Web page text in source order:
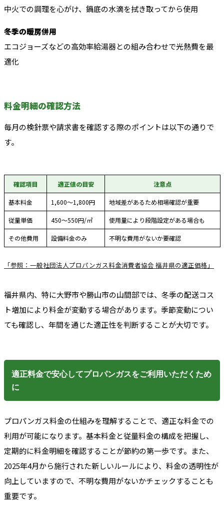
中火での調理を心がけ、鍋底の水滴を拭き取ってから使用
冬季の暖房併用
エコジョーズなどの高効率給湯器との組み合わせで光熱費を最
適化
料金明細の確認方法
毎月の検針票や請求書を確認する際のポイントは以下の通りで
す。
確認項目 適正値の目安 注意点
基本料金 1,600〜1,800円 地域差があるため相場確認が重要
従量単価 450〜550円/㎥ 使用量により段階設定がある場合も
その他費用 設備料金のみ 不明な費用がないか要確認
「参照：一般社団法人プロパンガス料金消費者協会 福井県の適正価格」
福井県内、特に大野市や勝山市の山間部では、冬季の配送コス
ト増加により料金が変動する場合があります。季節変動につい
ても確認し、年間を通じた適正性を判断することが大切です。
適正料金で安心してプロパンガスをご利用いただくため
に
プロパンガス料金の仕組みを理解することで、適正な料金での
利用が可能になります。基本料金と従量料金の構成を把握し、
定期的に料金明細を確認することが節約の第一歩です。また、
2025年4月から施行された新しいルールにより、料金の透明性が
向上していますので、不明な費用がないかチェックすることも
重要です。